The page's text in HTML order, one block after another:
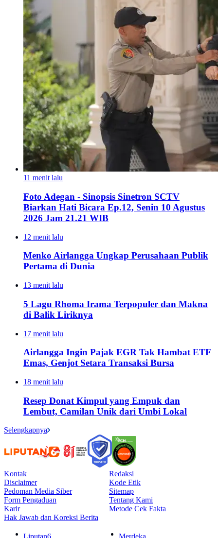
11 menit lalu
Foto Adegan - Sinopsis Sinetron SCTV
Biarkan Hati Bicara Ep.12, Senin 10 Agustus
2026 Jam 21.21 WIB
12 menit lalu
Menko Airlangga Ungkap Perusahaan Publik
Pertama di Dunia
13 menit lalu
5 Lagu Rhoma Irama Terpopuler dan Makna
di Balik Liriknya
17 menit lalu
Airlangga Ingin Pajak EGR Tak Hambat ETF
Emas, Genjot Setara Transaksi Bursa
18 menit lalu
Resep Donat Kimpul yang Empuk dan
Lembut, Camilan Unik dari Umbi Lokal
Selengkapnya
Kontak
Redaksi
Disclaimer
Kode Etik
Pedoman Media Siber
Sitemap
Form Pengaduan
Tentang Kami
Karir
Metode Cek Fakta
Hak Jawab dan Koreksi Berita